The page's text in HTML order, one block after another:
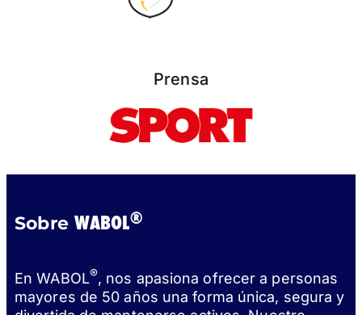
Prensa
Sobre WABOL®
En WABOL®, nos apasiona ofrecer a personas
mayores de 50 años una forma única, segura y